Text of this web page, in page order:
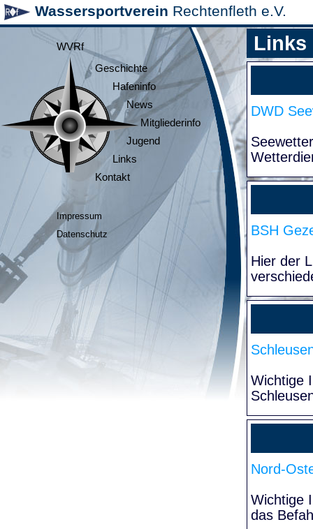
Wassersportverein Rechtenfleth e.V.
WVRf
Geschichte
Hafeninfo
News
Mitgliederinfo
Jugend
Links
Kontakt
Impressum
Datenschutz
Links
DWD
BSH
Hier der
Wichtige
Nord-
Wichtige
das